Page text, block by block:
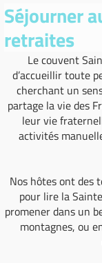
Séjourner
retraites
Le couvent
d’accueillir toute
cherchant un
partage la vie des
leur vie
activités
Nos hôtes ont des
pour lire la
promener dans un
montagnes, ou